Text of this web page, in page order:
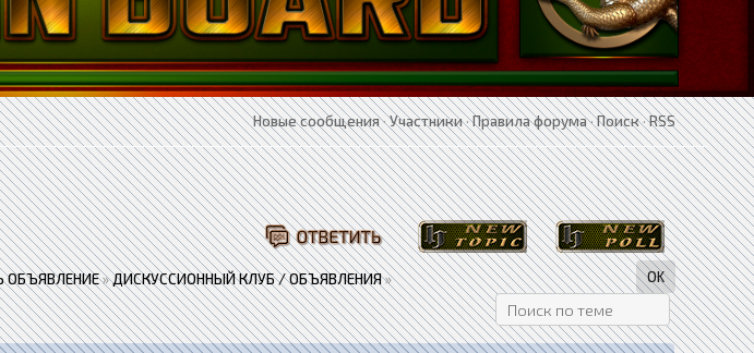
Новые сообщения·Участники·Правила форума·Поиск·RSS
ОБЪЯВЛЕНИЕ»ДИСКУССИОННЫЙ КЛУБ / ОБЪЯВЛЕНИЯ»